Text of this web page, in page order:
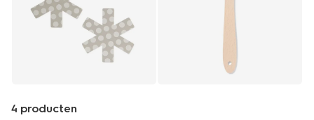
4 producten